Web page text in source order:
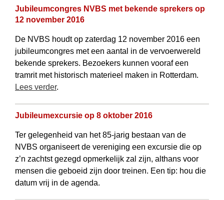
Jubileumcongres NVBS met bekende sprekers op
12 november 2016
De NVBS houdt op zaterdag 12 november 2016 een
jubileumcongres met een aantal in de vervoerwereld
bekende sprekers. Bezoekers kunnen vooraf een
tramrit met historisch materieel maken in Rotterdam.
Lees verder.
Jubileumexcursie op 8 oktober 2016
Ter gelegenheid van het 85-jarig bestaan van de
NVBS organiseert de vereniging een excursie die op
z’n zachtst gezegd opmerkelijk zal zijn, althans voor
mensen die geboeid zijn door treinen. Een tip: hou die
datum vrij in de agenda.